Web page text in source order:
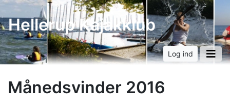
Hellerup Kajakklub
Log ind
Månedsvinder 2016